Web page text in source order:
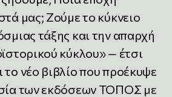
μας; Ζούμε το κύκνειο
τάξης και την απαρχή
κύκλου» — έτσι
το νέο βιβλίο που προέκυψε
των εκδόσεων ΤΟΠΟΣ με